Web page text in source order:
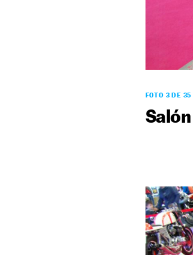
FOTO 3 DE 35